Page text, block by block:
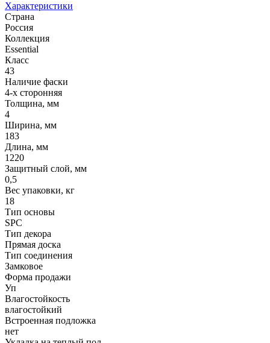
Характеристики
Страна
Россия
Коллекция
Essential
Класс
43
Наличие фаски
4-х сторонняя
Толщина, мм
4
Ширина, мм
183
Длина, мм
1220
Защитный слой, мм
0,5
Вес упаковки, кг
18
Тип основы
SPC
Тип декора
Прямая доска
Тип соединения
Замковое
Форма продажи
Уп
Влагостойкость
влагостойкий
Встроенная подложка
нет